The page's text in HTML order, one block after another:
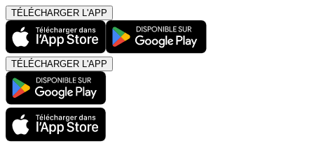
TÉLÉCHARGER L'APP
TÉLÉCHARGER L'APP